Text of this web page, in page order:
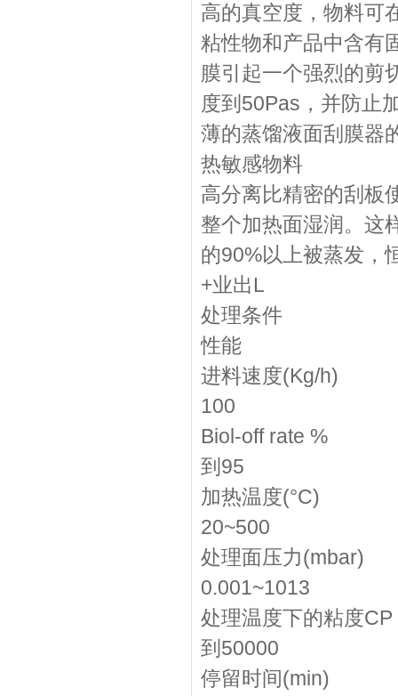
高的真空度，物料可
粘性物和产品中含有
膜引起一个强烈的剪
度到50Pas，并防止
薄的蒸馏液面刮膜器
热敏感物料
高分离比精密的刮板
整个加热面湿润。这
的90%以上被蒸发，
+业出L
处理条件
性能
进料速度(Kg/h)
100
Biol-off rate %
到95
加热温度(°C)
20~500
处理面压力(mbar)
0.001~1013
处理温度下的粘度CP
到50000
停留时间(min)